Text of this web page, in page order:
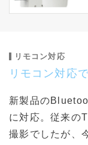
リモコン対応
リモコン対応
新製品の
に対応。従来の
撮影でしたが、